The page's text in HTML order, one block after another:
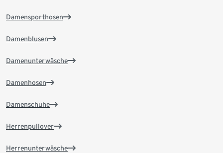
Damensporthosen
Damenblusen
Damenunterwäsche
Damenhosen
Damenschuhe
Herrenpullover
Herrenunterwäsche